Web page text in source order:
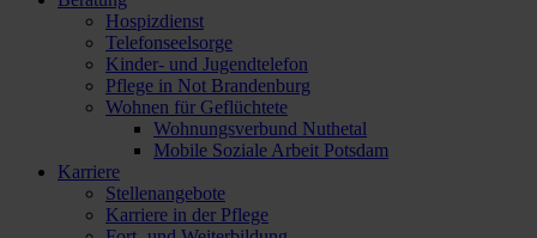
Hospizdienst
Telefonseelsorge
Kinder- und Jugendtelefon
Pflege in Not Brandenburg
Wohnen für Geflüchtete
Wohnungsverbund Nuthetal
Mobile Soziale Arbeit Potsdam
Karriere
Stellenangebote
Karriere in der Pflege